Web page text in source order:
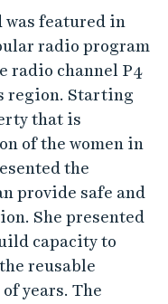
i
t
e
s
e
a
r
c
h
was featured in
radio program
radio channel P4
region. Starting
that is
of the women in
the
provide safe and
She presented
capacity to
reusable
years. The